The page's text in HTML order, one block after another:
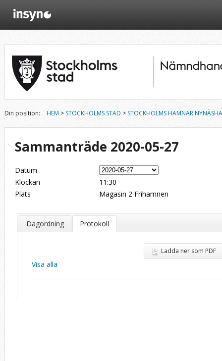
Din position: HEM > STOCKHOLMS STAD > STOCKHOLMS HAMNAR
Sammanträde 2020-05-27
Datum
Klockan
11:30
Plats
Magasin 2 Frihamnen
Dagordning Protokoll
Ladda ner som PDF
Visa alla